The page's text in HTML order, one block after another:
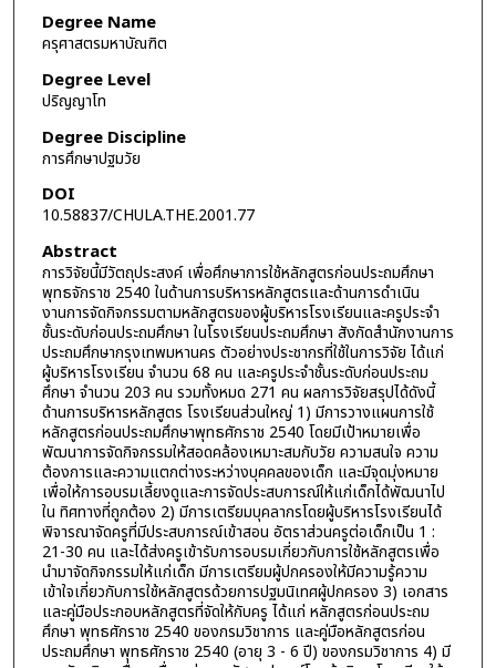
Degree Name
ครุศาสตรมหาบัณฑิต
Degree Level
ปริญญาโท
Degree Discipline
การศึกษาปฐมวัย
DOI
10.58837/CHULA.THE.2001.77
Abstract
การวิจัยนี้มีวัตถุประสงค์ เพื่อศึกษาการใช้หลักสูตรก่อนประถมศึกษา
พุทธจักราช 2540 ในด้านการบริหารหลักสูตรและด้านการดำเนิน
งานการจัดกิจกรรมตามหลักสูตรของผู้บริหารโรงเรียนและครูประจำ
ชั้นระดับก่อนประถมศึกษา ในโรงเรียนประถมศึกษา สังกัดสำนักงานการ
ประถมศึกษากรุงเทพมหานคร ตัวอย่างประชากรที่ใช้ในการวิจัย ได้แก่
ผู้บริหารโรงเรียน จำนวน 68 คน และครูประจำชั้นระดับก่อนประถม
ศึกษา จำนวน 203 คน รวมทั้งหมด 271 คน ผลการวิจัยสรุปได้ดังนี้
ด้านการบริหารหลักสูตร โรงเรียนส่วนใหญ่ 1) มีการวางแผนการใช้
หลักสูตรก่อนประถมศึกษาพุทธศักราช 2540 โดยมีเป้าหมายเพื่อ
พัฒนาการจัดกิจกรรมให้สอดคล้องเหมาะสมกับวัย ความสนใจ ความ
ต้องการและความแตกต่างระหว่างบุคคลของเด็ก และมีจุดมุ่งหมาย
เพื่อให้การอบรมเลี้ยงดูและการจัดประสบการณ์ให้แก่เด็กได้พัฒนาไป
ใน ทิศทางที่ถูกต้อง 2) มีการเตรียมบุคลากรโดยผู้บริหารโรงเรียนได้
พิจารณาจัดครูที่มีประสบการณ์เข้าสอน อัตราส่วนครูต่อเด็กเป็น 1 :
21-30 คน และได้ส่งครูเข้ารับการอบรมเกี่ยวกับการใช้หลักสูตรเพื่อ
นำมาจัดกิจกรรมให้แก่เด็ก มีการเตรียมผู้ปกครองให้มีความรู้ความ
เข้าใจเกี่ยวกับการใช้หลักสูตรด้วยการปฐมนิเทศผู้ปกครอง 3) เอกสาร
และคู่มือประกอบหลักสูตรที่จัดให้กับครู ได้แก่ หลักสูตรก่อนประถม
ศึกษา พุทธศักราช 2540 ของกรมวิชาการ และคู่มือหลักสูตรก่อน
ประถมศึกษา พุทธศักราช 2540 (อายุ 3 - 6 ปี) ของกรมวิชาการ 4) มี